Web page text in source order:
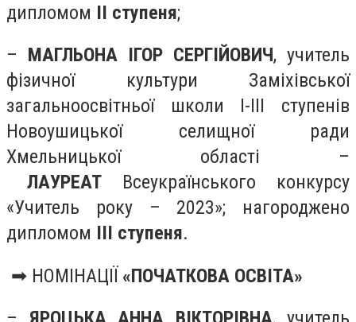
дипломом ІІ ступеня;
– МАГЛЬОНА ІГОР СЕРГІЙОВИЧ, учитель
фізичної культури Заміхівської
загальноосвітньої школи І-ІІІ ступенів
Новоушицької селищної ради
Хмельницької області –
ЛАУРЕАТ Всеукраїнського конкурсу
«Учитель року – 2023»; нагороджено
дипломом ІІІ ступеня.
➡ НОМІНАЦІЇ «ПОЧАТКОВА ОСВІТА»